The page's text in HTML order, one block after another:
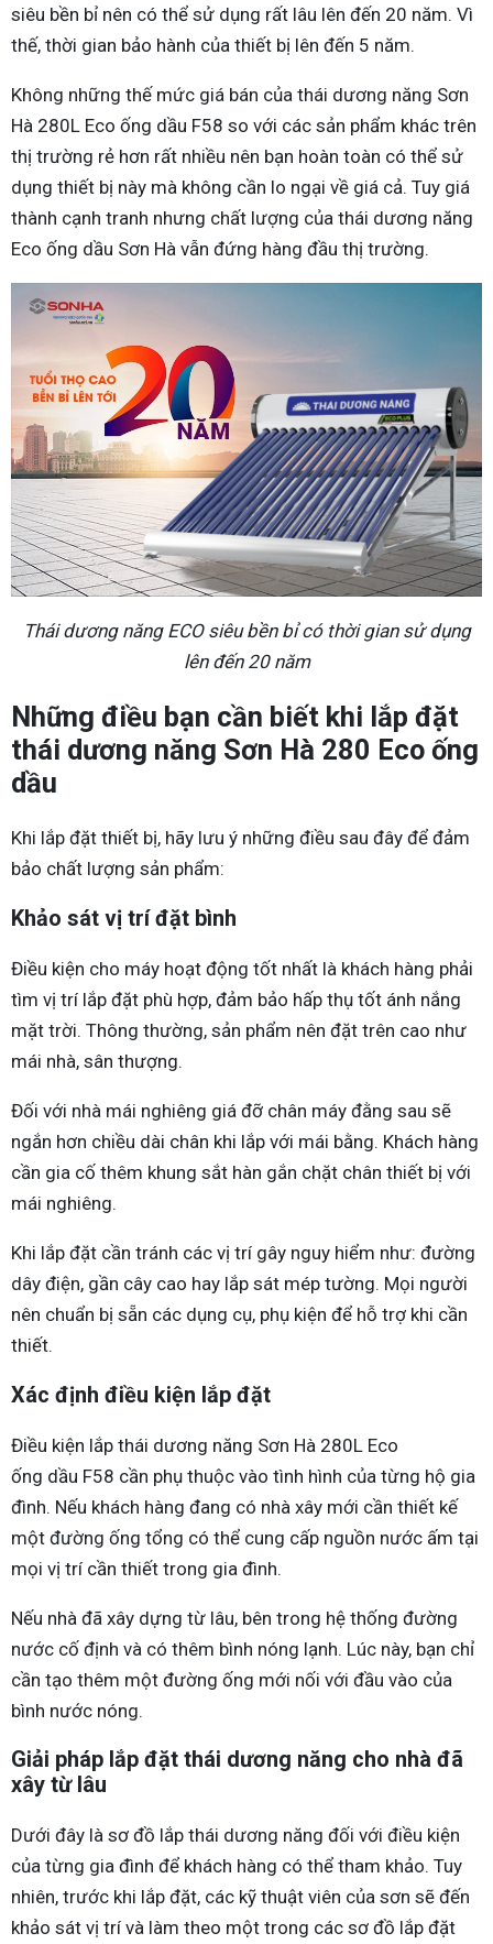
siêu bền bỉ nên có thể sử dụng rất lâu lên đến 20 năm. Vì
thế, thời gian bảo hành của thiết bị lên đến 5 năm.
Không những thế mức giá bán của thái dương năng Sơn
Hà 280L Eco ống dầu F58 so với các sản phẩm khác trên
thị trường rẻ hơn rất nhiều nên bạn hoàn toàn có thể sử
dụng thiết bị này mà không cần lo ngại về giá cả. Tuy giá
thành cạnh tranh nhưng chất lượng của thái dương năng
Eco ống dầu Sơn Hà vẫn đứng hàng đầu thị trường.
Thái dương năng ECO siêu bền bỉ có thời gian sử dụng
lên đến 20 năm
Những điều bạn cần biết khi lắp đặt
thái dương năng Sơn Hà 280 Eco ống
dầu
Khi lắp đặt thiết bị, hãy lưu ý những điều sau đây để đảm
bảo chất lượng sản phẩm:
Khảo sát vị trí đặt bình
Điều kiện cho máy hoạt động tốt nhất là khách hàng phải
tìm vị trí lắp đặt phù hợp, đảm bảo hấp thụ tốt ánh nắng
mặt trời. Thông thường, sản phẩm nên đặt trên cao như
mái nhà, sân thượng.
Đối với nhà mái nghiêng giá đỡ chân máy đằng sau sẽ
ngắn hơn chiều dài chân khi lắp với mái bằng. Khách hàng
cần gia cố thêm khung sắt hàn gắn chặt chân thiết bị với
mái nghiêng.
Khi lắp đặt cần tránh các vị trí gây nguy hiểm như: đường
dây điện, gần cây cao hay lắp sát mép tường. Mọi người
nên chuẩn bị sẵn các dụng cụ, phụ kiện để hỗ trợ khi cần
thiết.
Xác định điều kiện lắp đặt
Điều kiện lắp thái dương năng Sơn Hà 280L Eco
ống dầu F58 cần phụ thuộc vào tình hình của từng hộ gia
đình. Nếu khách hàng đang có nhà xây mới cần thiết kế
một đường ống tổng có thể cung cấp nguồn nước ấm tại
mọi vị trí cần thiết trong gia đình.
Nếu nhà đã xây dựng từ lâu, bên trong hệ thống đường
nước cố định và có thêm bình nóng lạnh. Lúc này, bạn chỉ
cần tạo thêm một đường ống mới nối với đầu vào của
bình nước nóng.
Giải pháp lắp đặt thái dương năng cho nhà đã
xây từ lâu
Dưới đây là sơ đồ lắp thái dương năng đối với điều kiện
của từng gia đình để khách hàng có thể tham khảo. Tuy
nhiên, trước khi lắp đặt, các kỹ thuật viên của sơn sẽ đến
khảo sát vị trí và làm theo một trong các sơ đồ lắp đặt